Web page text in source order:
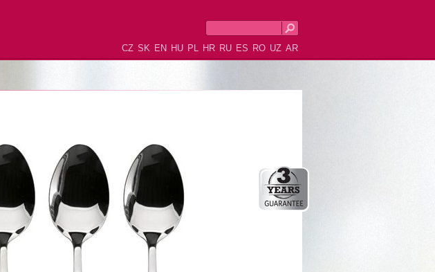
CZ SK EN HU PL HR RU ES RO UZ AR